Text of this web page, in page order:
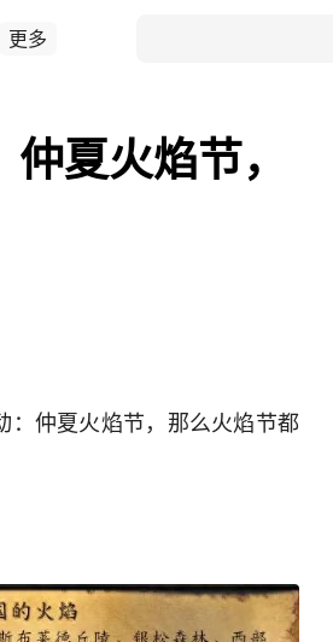
更多
夏火焰节，
：仲夏火焰节，那么火焰节都